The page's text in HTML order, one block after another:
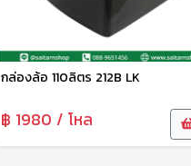
กล่องล้อ 110ลิตร 212B LK
฿ 1980 / โหล